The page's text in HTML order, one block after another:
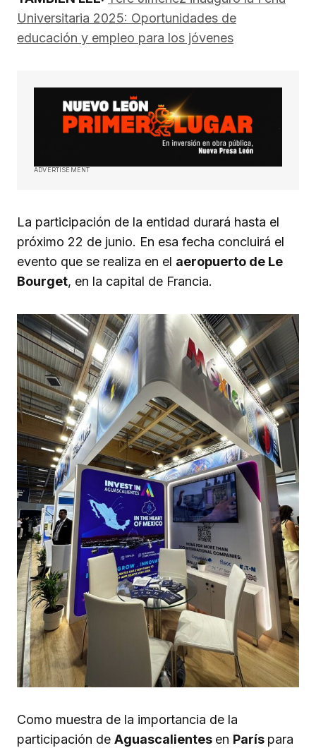
Universitaria 2025: Oportunidades de
educación y empleo para los jóvenes
ADVERTISEMENT
La participación de la entidad durará hasta el
próximo 22 de junio. En esa fecha concluirá el
evento que se realiza en el aeropuerto de Le
Bourget, en la capital de Francia.
Como muestra de la importancia de la
participación de Aguascalientes en París para